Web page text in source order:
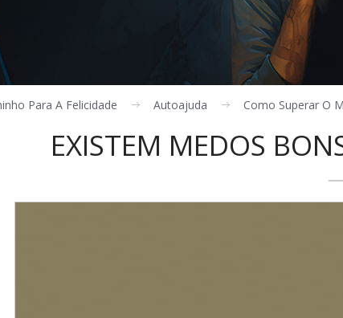
Para A Felicidade Autoajuda Como Superar O
EXISTEM MEDOS